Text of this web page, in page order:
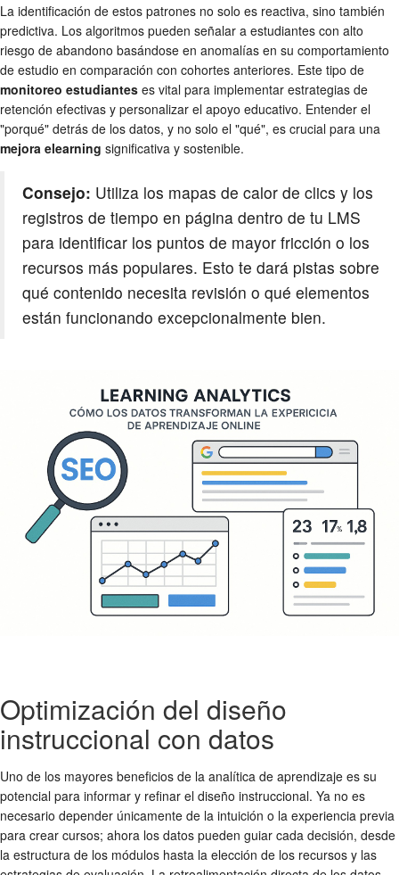
La identificación de estos patrones no solo es reactiva, sino también
predictiva. Los algoritmos pueden señalar a estudiantes con alto
riesgo de abandono basándose en anomalías en su comportamiento
de estudio en comparación con cohortes anteriores. Este tipo de
monitoreo estudiantes es vital para implementar estrategias de
retención efectivas y personalizar el apoyo educativo. Entender el
"porqué" detrás de los datos, y no solo el "qué", es crucial para una
mejora elearning significativa y sostenible.
Consejo: Utiliza los mapas de calor de clics y los
registros de tiempo en página dentro de tu LMS
para identificar los puntos de mayor fricción o los
recursos más populares. Esto te dará pistas sobre
qué contenido necesita revisión o qué elementos
están funcionando excepcionalmente bien.
Optimización del diseño
instruccional con datos
Uno de los mayores beneficios de la analítica de aprendizaje es su
potencial para informar y refinar el diseño instruccional. Ya no es
necesario depender únicamente de la intuición o la experiencia previa
para crear cursos; ahora los datos pueden guiar cada decisión, desde
la estructura de los módulos hasta la elección de los recursos y las